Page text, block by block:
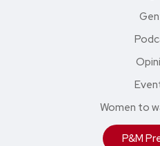
Women to
P&M